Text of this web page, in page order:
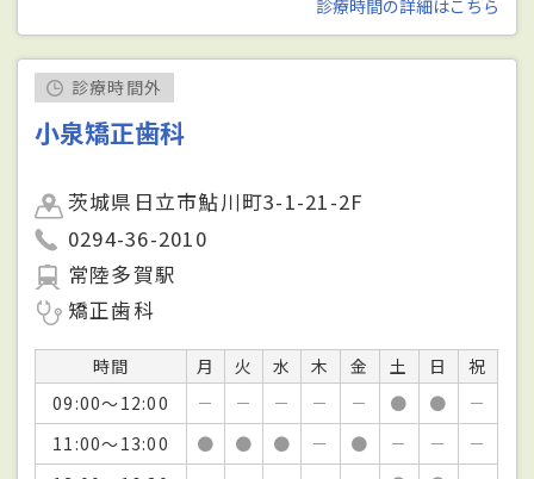
診療時間の詳細はこちら
診療時間外
小泉矯正歯科
茨城県日立市鮎川町3-1-21-2F
0294-36-2010
常陸多賀駅
矯正歯科
時間 月 火 水 木 金 土 日
祝
09:00～12:00
－ － － － － ● ●
－
11:00～13:00
● ● ● － ● － －
－